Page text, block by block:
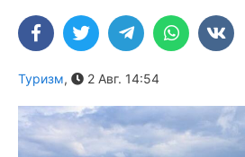
Туризм, 2 Авг. 14:54